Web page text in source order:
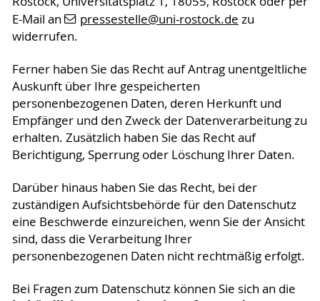
E-Mail an
pressestelle@uni-rostock.de zu
widerrufen.
Ferner haben Sie das Recht auf Antrag unentgeltliche
Auskunft über Ihre gespeicherten
personenbezogenen Daten, deren Herkunft und
Empfänger und den Zweck der Datenverarbeitung zu
erhalten. Zusätzlich haben Sie das Recht auf
Berichtigung, Sperrung oder Löschung Ihrer Daten.
Darüber hinaus haben Sie das Recht, bei der
zuständigen Aufsichtsbehörde für den Datenschutz
eine Beschwerde einzureichen, wenn Sie der Ansicht
sind, dass die Verarbeitung Ihrer
personenbezogenen Daten nicht rechtmäßig erfolgt.
Bei Fragen zum Datenschutz können Sie sich an die